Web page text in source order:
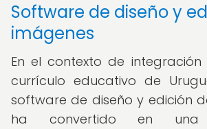
Software de diseño y
imágenes
En el contexto de
currículo educativo de
software de diseño y edición
ha convertido en una